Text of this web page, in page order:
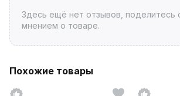
Здесь ещё нет отзывов, поделитесь
мнением о товаре.
Похожие товары